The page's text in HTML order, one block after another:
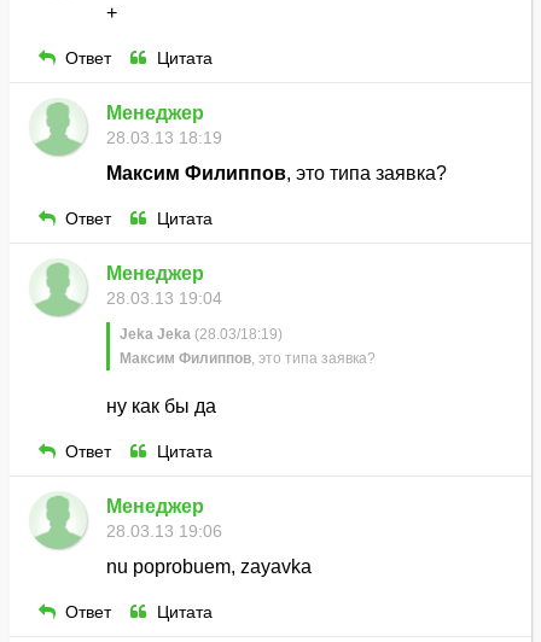
+
Ответ Цитата
Менеджер
28.03.13 18:19
Максим Филиппов, это типа заявка?
Ответ Цитата
Менеджер
28.03.13 19:04
Jeka Jeka (28.03/18:19)
Максим Филиппов , это типа заявка?
ну как бы да
Ответ Цитата
Менеджер
28.03.13 19:06
nu poprobuem, zayavka
Ответ Цитата